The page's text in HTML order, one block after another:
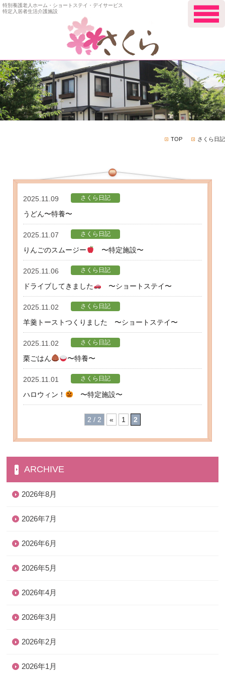
特別養護老人ホーム・ショートステイ・デイサービス
特定入居者生活介護施設
TOP さくら日記
2025.11.09 さくら日記
うどん〜特養〜
2025.11.07 さくら日記
りんごのスムージー 〜特定施設〜
2025.11.06 さくら日記
ドライブしてきました 〜ショートステイ〜
2025.11.02 さくら日記
羊羹トーストつくりました 〜ショートステイ〜
2025.11.02 さくら日記
栗ごはん 〜特養〜
2025.11.01 さくら日記
ハロウィン！ 〜特定施設〜
2 / 2 « 1 2
ARCHIVE
2026年8月
2026年7月
2026年6月
2026年5月
2026年4月
2026年3月
2026年2月
2026年1月